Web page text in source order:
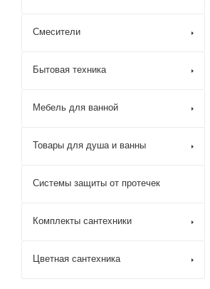
Смесители
Бытовая техника
Мебель для ванной
Товары для душа и ванны
Системы защиты от протечек
Комплекты сантехники
Цветная сантехника